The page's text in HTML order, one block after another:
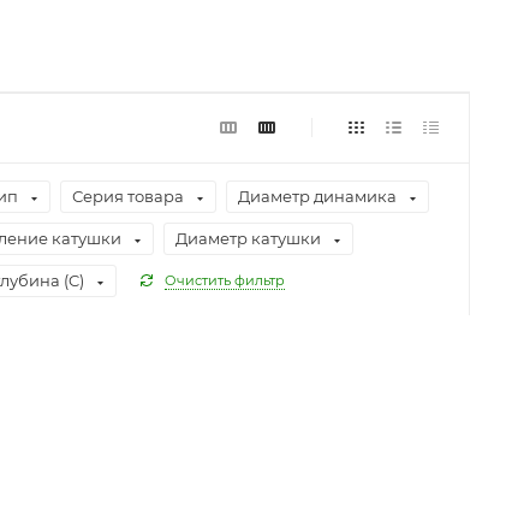
Серия товара Диаметр динамика
катушки Диаметр катушки
(C) Очистить фильтр